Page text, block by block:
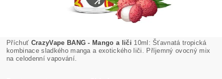
Příchuť CrazyVape BANG - Mango a liči 10ml: Šťavnatá tropická
kombinace sladkého manga a exotického liči. Příjemný ovocný mix
na celodenní vapování.